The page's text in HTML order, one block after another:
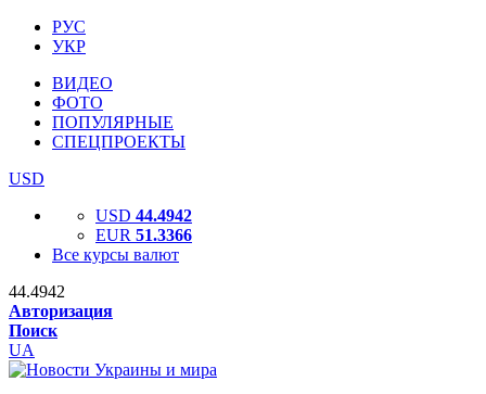
РУС
УКР
ВИДЕО
ФОТО
ПОПУЛЯРНЫЕ
СПЕЦПРОЕКТЫ
USD
USD 44.4942
EUR 51.3366
Все курсы валют
44.4942
Авторизация
Поиск
UA